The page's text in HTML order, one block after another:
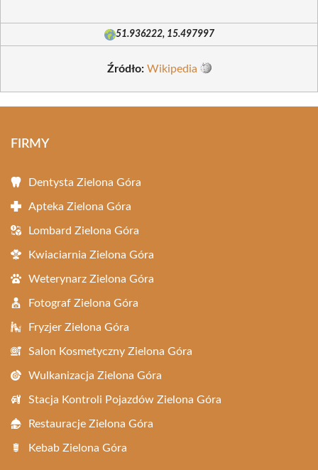
51.936222, 15.497997
Źródło: Wikipedia
FIRMY
Dentysta Zielona Góra
Apteka Zielona Góra
Lombard Zielona Góra
Kwiaciarnia Zielona Góra
Weterynarz Zielona Góra
Fotograf Zielona Góra
Fryzjer Zielona Góra
Salon Kosmetyczny Zielona Góra
Wulkanizacja Zielona Góra
Stacja Kontroli Pojazdów Zielona Góra
Restauracje Zielona Góra
Kebab Zielona Góra